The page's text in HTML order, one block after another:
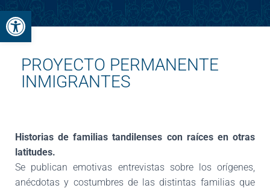
Abrir barra de herramientas
PROYECTO PERMANENTE
INMIGRANTES
Historias de familias tandilenses con raíces en otras
latitudes.
Se publican emotivas entrevistas sobre los orígenes,
anécdotas y costumbres de las distintas familias que